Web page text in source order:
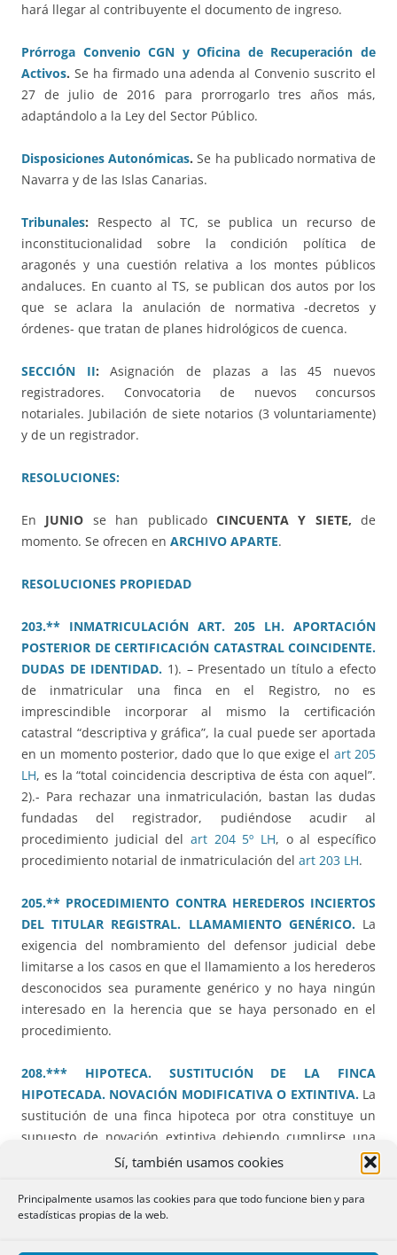
Sí, también usamos cookies
Principalmente usamos las cookies para que todo funcione bien y para
estadísticas propias de la web.
hará llegar al contribuyente el documento de ingreso.
Prórroga Convenio CGN y Oficina de Recuperación de
Activos. Se ha firmado una adenda al Convenio suscrito el
27 de julio de 2016 para prorrogarlo tres años más,
adaptándolo a la Ley del Sector Público.
Disposiciones Autonómicas.Se ha publicado normativa de
Navarra y de las Islas Canarias.
Tribunales: Respecto al TC, se publica un recurso de
inconstitucionalidad sobre la condición política de
aragonés y una cuestión relativa a los montes públicos
andaluces. En cuanto al TS, se publican dos autos por los
que se aclara la anulación de normativa -decretos y
órdenes- que tratan de planes hidrológicos de cuenca.
SECCIÓN II:Asignación de plazas a las 45 nuevos
registradores. Convocatoria de nuevos concursos
notariales. Jubilación de siete notarios (3 voluntariamente)
y de un registrador.
RESOLUCIONES:
En JUNIO se han publicado CINCUENTA Y SIETE, de
momento. Se ofrecen en ARCHIVO APARTE.
RESOLUCIONES PROPIEDAD
203.** INMATRICULACIÓN ART. 205 LH. APORTACIÓN
POSTERIOR DE CERTIFICACIÓN CATASTRAL COINCIDENTE.
DUDAS DE IDENTIDAD. 1). – Presentado un título a efecto
de inmatricular una finca en el Registro, no es
imprescindible incorporar al mismo la certificación
catastral “descriptiva y gráfica”, la cual puede ser aportada
en un momento posterior, dado que lo que exige el art 205
LH, es la “total coincidencia descriptiva de ésta con aquel”.
2).- Para rechazar una inmatriculación, bastan las dudas
fundadas del registrador, pudiéndose acudir al
procedimiento judicial del art 204 5º LH, o al específico
procedimiento notarial de inmatriculación del art 203 LH.
205.** PROCEDIMIENTO CONTRA HEREDEROS INCIERTOS
DEL TITULAR REGISTRAL. LLAMAMIENTO GENÉRICO.La
exigencia del nombramiento del defensor judicial debe
limitarse a los casos en que el llamamiento a los herederos
desconocidos sea puramente genérico y no haya ningún
interesado en la herencia que se haya personado en el
procedimiento.
208.*** HIPOTECA. SUSTITUCIÓN DE LA FINCA
HIPOTECADA. NOVACIÓN MODIFICATIVA O EXTINTIVA.La
sustitución de una finca hipoteca por otra constituye un
supuesto de novación extintiva debiendo cumplirse una
serie de requisitos para lograr la inscripción.
214.** EXPEDIENTE DE DOMINIO PARA INMATRICULAR:
TÍTULO DE PROPIEDAD.